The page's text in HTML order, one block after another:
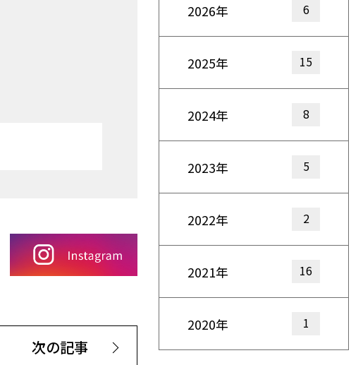
次の記事
2026年 6
2025年 15
2024年 8
2023年 5
2022年 2
2021年 16
2020年 1